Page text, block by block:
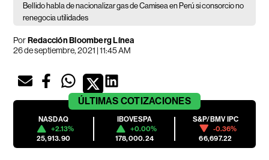
Bellido habla de nacionalizar gas de Camisea en Perú si consorcio no
renegocia utilidades
PorRedacción Bloomberg Línea
26 de septiembre, 2021 | 11:45 AM
ÚLTIMAS COTIZACIONES
NASDAQ
+2.13%
25,913.90
IBOVESPA
+0.00%
178,000.24
S&P/BMV IPC
-0.36%
66,697.22